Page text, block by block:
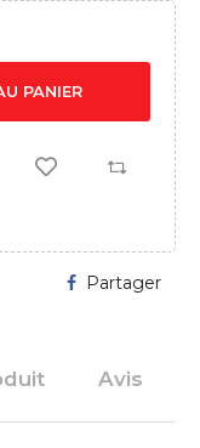
PANIER
Partager
Avis